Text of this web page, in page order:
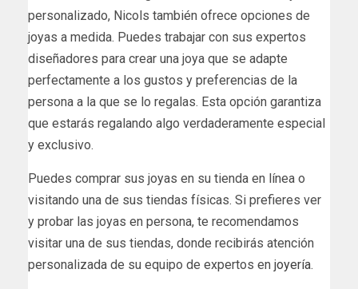
personalizado, Nicols también ofrece opciones de
joyas a medida. Puedes trabajar con sus expertos
diseñadores para crear una joya que se adapte
perfectamente a los gustos y preferencias de la
persona a la que se lo regalas. Esta opción garantiza
que estarás regalando algo verdaderamente especial
y exclusivo.
Puedes comprar sus joyas en su tienda en línea o
visitando una de sus tiendas físicas. Si prefieres ver
y probar las joyas en persona, te recomendamos
visitar una de sus tiendas, donde recibirás atención
personalizada de su equipo de expertos en joyería.